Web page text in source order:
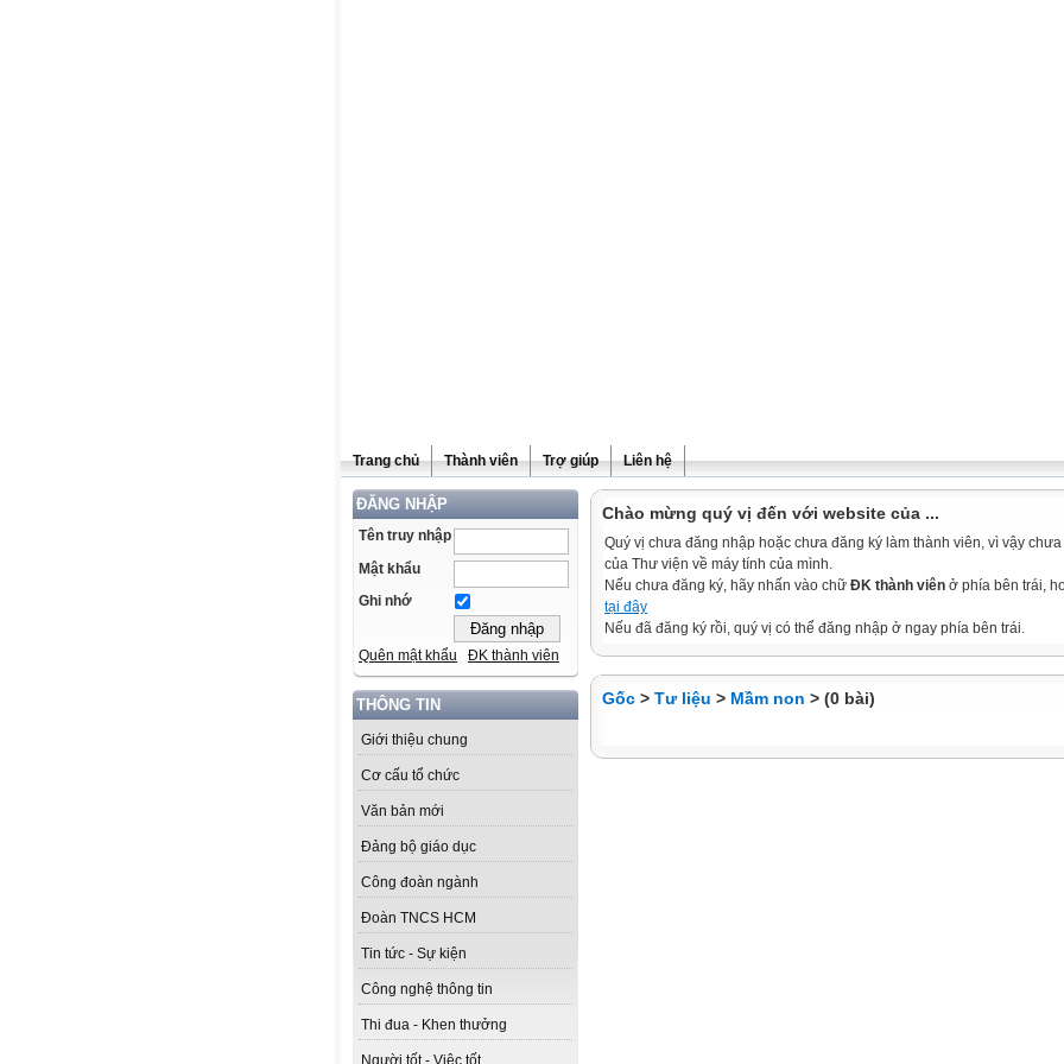
Trang chủ Thành viên Trợ giúp Liên hệ
ĐĂNG NHẬP
Tên truy nhập
Mật khẩu
Ghi nhớ
Quên mật khẩu ĐK thành viên
THÔNG TIN
Giới thiệu chung
Cơ cấu tổ chức
Văn bản mới
Đảng bộ giáo dục
Công đoàn ngành
Đoàn TNCS HCM
Tin tức - Sự kiện
Công nghệ thông tin
Thi đua - Khen thưởng
Người tốt - Việc tốt
Chào mừng quý vị đến với website của ...
Quý vị chưa đăng nhập hoặc chưa đăng ký làm thành viên, vì vậy
của Thư viện về máy tính của mình.
Nếu chưa đăng ký, hãy nhấn vào chữ ĐK thành viên ở phía bên trái,
tại đây
Nếu đã đăng ký rồi, quý vị có thể đăng nhập ở ngay phía bên trái.
Gốc > Tư liệu > Mầm non > (0 bài)